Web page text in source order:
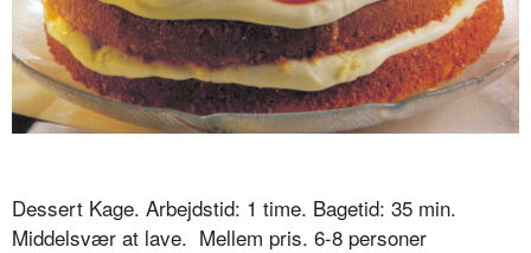
Dessert Kage. Arbejdstid: 1 time. Bagetid: 35 min.
Middelsvær at lave. Mellem pris. 6-8 personer